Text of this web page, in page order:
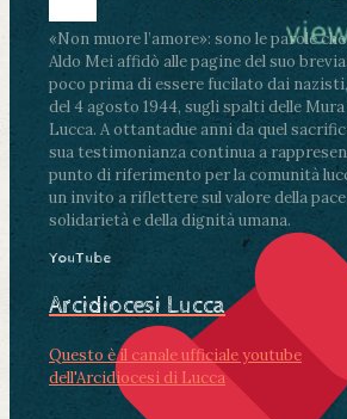
«Non muore l’amore»: sono le parole
Aldo Mei affidò alle pagine del suo
poco prima di essere fucilato dai
del 4 agosto 1944, sugli spalti delle
Lucca. A ottantadue anni da quel
sua testimonianza continua a
punto di riferimento per la comunità
un invito a riflettere sul valore della
solidarietà e della dignità umana.
YouTube
Arcidiocesi Lucca
Questo è il canale ufficiale youtube
dell'Arcidiocesi di Lucca